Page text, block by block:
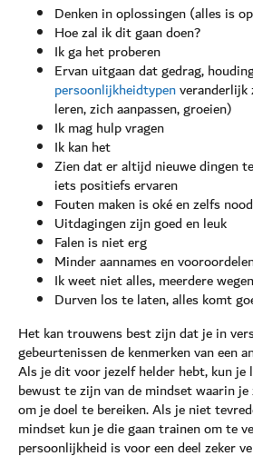
Denken in oplossingen (alles is
Hoe zal ik dit gaan doen?
Ik ga het proberen
Ervan uitgaan dat gedrag,
persoonlijkheidtypenveranderlijk
leren, zich aanpassen, groeien)
Ik mag hulp vragen
Ik kan het
Zien dat er altijd nieuwe dingen
iets positiefs ervaren
Fouten maken is oké en zelfs
Uitdagingen zijn goed en leuk
Falen is niet erg
Minder aannames en
Ik weet niet alles, meerdere
Durven los te laten, alles komt
Het kan trouwens best zijn dat je in
gebeurtenissen de kenmerken van een
Als je dit voor jezelf helder hebt, kun je
bewust te zijn van de mindset waarin
om je doel te bereiken. Als je niet
mindset kun je die gaan trainen om te
persoonlijkheid is voor een deel zeker